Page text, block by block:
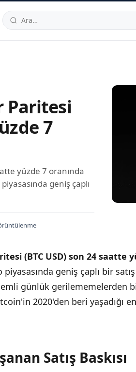
TRTelefon:0850 444 30 49E-
Paritesi
7
yüzde 7 oranında
geniş çaplı
(BTC USD) son 24 saatte
geniş çaplı bir
günlük gerilememelerden
2020'den beri yaşadığı
Satış Baskısı